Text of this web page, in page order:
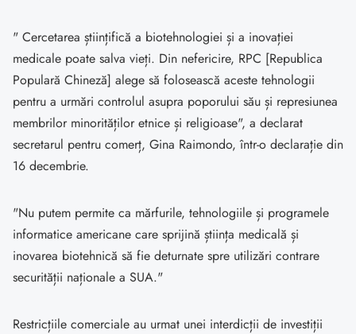
" Cercetarea științifică a biotehnologiei și a inovației
medicale poate salva vieți. Din nefericire, RPC [Republica
Populară Chineză] alege să folosească aceste tehnologii
pentru a urmări controlul asupra poporului său și represiunea
membrilor minorităților etnice și religioase", a declarat
secretarul pentru comerț, Gina Raimondo, într-o declarație din
16 decembrie.
"Nu putem permite ca mărfurile, tehnologiile și programele
informatice americane care sprijină știința medicală și
inovarea biotehnică să fie deturnate spre utilizări contrare
securității naționale a SUA."
Restricțiile comerciale au urmat unei interdicții de investiții